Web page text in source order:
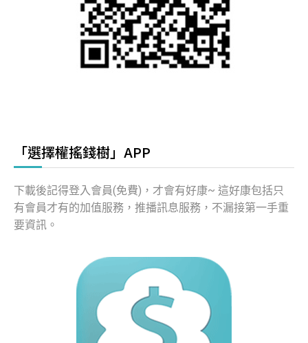
「選擇權搖錢樹」APP
下載後記得登入會員(免費)，才會有好康~ 這好康包括只
有會員才有的加值服務，推播訊息服務，不漏接第一手重
要資訊。